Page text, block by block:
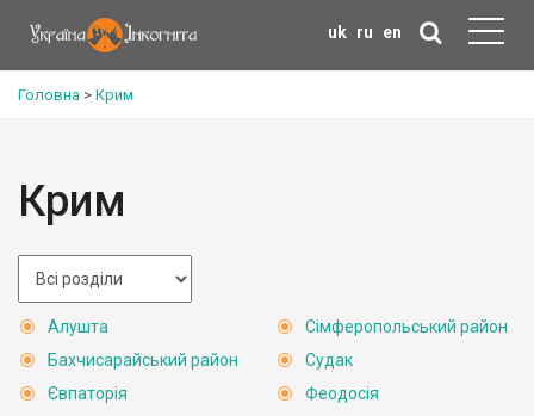
uk ru en
Головна > Крим
Крим
Алушта
Бахчисарайський район
Євпаторія
Сімферопольський район
Судак
Феодосія